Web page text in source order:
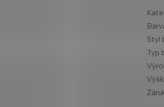
Styl
Typ